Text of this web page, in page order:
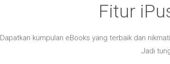
Fitur
Dapatkan kumpulan eBooks yang terbaik dan
Jadi